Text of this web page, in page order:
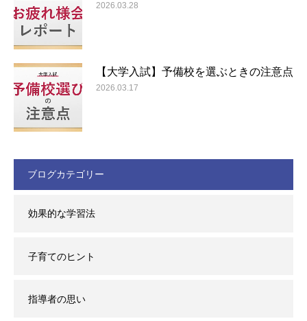
2026.03.28
【大学入試】予備校を選ぶときの注意点
2026.03.17
ブログカテゴリー
効果的な学習法
子育てのヒント
指導者の思い